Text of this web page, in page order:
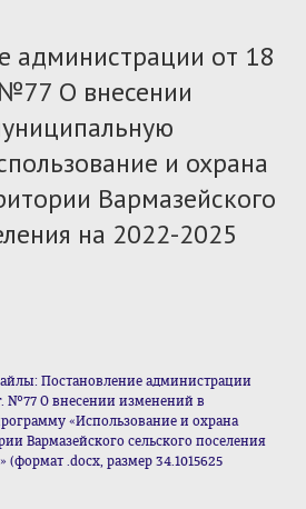
администрации от 18
О внесении
и охрана
Вармазейского
на 2022-2025
Постановление администрации
№77 О внесении изменений в
«Использование и охрана
Вармазейского сельского поселения
(формат .docx, размер 34.1015625